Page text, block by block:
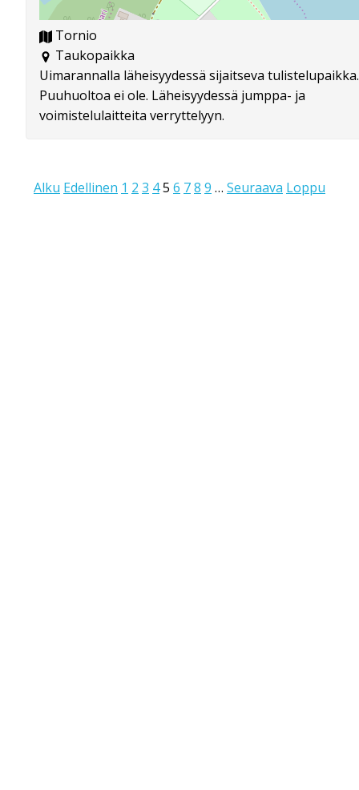
Tornio
Taukopaikka
Uimarannalla läheisyydessä sijaitseva tulistelupaikka.
Puuhuoltoa ei ole. Läheisyydessä jumppa- ja
voimistelulaitteita verryttelyyn.
Alku Edellinen 1 2 3 45 6 78 9 … Seuraava Loppu